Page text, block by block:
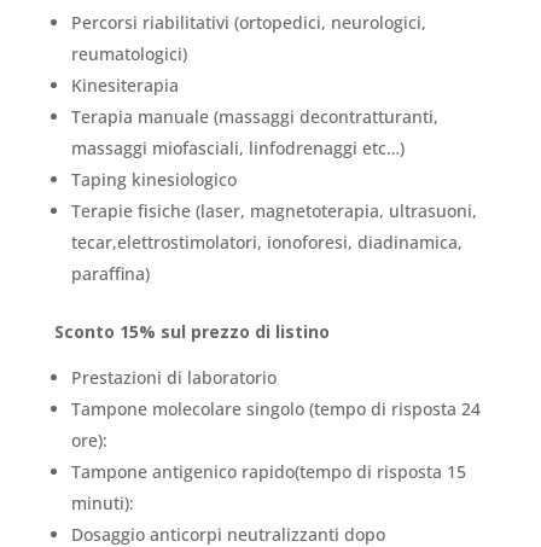
Percorsi riabilitativi (ortopedici, neurologici,
reumatologici)
Kinesiterapia
Terapia manuale (massaggi decontratturanti,
massaggi miofasciali, linfodrenaggi etc…)
Taping kinesiologico
Terapie fisiche (laser, magnetoterapia, ultrasuoni,
tecar,elettrostimolatori, ionoforesi, diadinamica,
paraffina)
Sconto 15% sul prezzo di listino
Prestazioni di laboratorio
Tampone molecolare singolo (tempo di risposta 24
ore):
Tampone antigenico rapido(tempo di risposta 15
minuti):
Dosaggio anticorpi neutralizzanti dopo